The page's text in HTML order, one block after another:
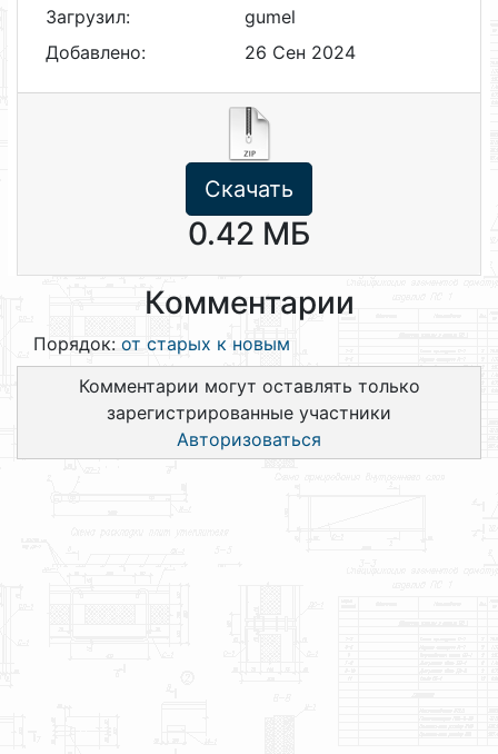
Загрузил:
gumel
Добавлено:
26 Сен 2024
Скачать
0.42 МБ
Комментарии
Порядок: от старых к новым
Комментарии могут оставлять только
зарегистрированные участники
Авторизоваться